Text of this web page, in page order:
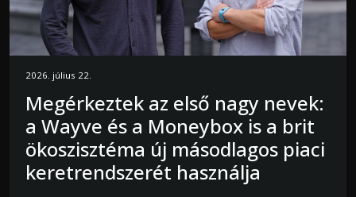
2026. július 22.
Megérkeztek az első nagy nevek:
a Wayve és a Moneybox is a brit
ökoszisztéma új másodlagos piaci
keretrendszerét használja